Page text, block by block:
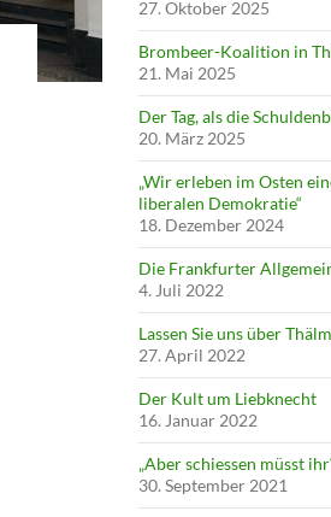
27. Oktober 2025
Brombeer-Koalition in
21. Mai 2025
Der Tag, als die
20. März 2025
„Wir erleben im Osten
liberalen Demokratie“
18. Dezember 2024
Die Frankfurter
4. Juli 2022
Lassen Sie uns über
27. April 2022
Der Kult um Liebknecht
16. Januar 2022
„Aber schiessen müsst
30. September 2021